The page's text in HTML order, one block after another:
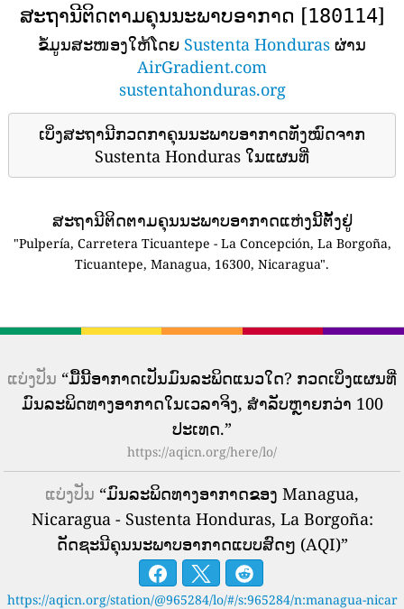
ສະຖານີຕິດຕາມຄຸນນະພາບອາກາດ [180114]
ຂໍ້ມູນສະໜອງໃຫ້ໂດຍ Sustenta Honduras ຜ່ານ
AirGradient.com
sustentahonduras.org
ເບິ່ງສະຖານີກວດກາຄຸນນະພາບອາກາດທັງໝົດຈາກ
Sustenta Honduras ໃນແຜນທີ່
ສະຖານີຕິດຕາມຄຸນນະພາບອາກາດແຫ່ງນີ້ຕັ້ງຢູ່
"Pulpería, Carretera Ticuantepe - La Concepción, La Borgoña,
Ticuantepe, Managua, 16300, Nicaragua".
ແບ່ງປັນ “ມື້ນີ້ອາກາດເປັນມົນລະພິດແນວໃດ? ກວດເບິ່ງແຜນທີ່
ມົນລະພິດທາງອາກາດໃນເວລາຈິງ, ສໍາລັບຫຼາຍກວ່າ 100
ປະເທດ.”
https://aqicn.org/here/lo/
ແບ່ງປັນ “ມົນລະພິດທາງອາກາດຂອງ Managua,
Nicaragua - Sustenta Honduras, La Borgoña:
ດັດຊະນີຄຸນນະພາບອາກາດແບບສົດໆ (AQI)”
https://aqicn.org/station/@965284/lo/#/s:965284/n:managua-nicar